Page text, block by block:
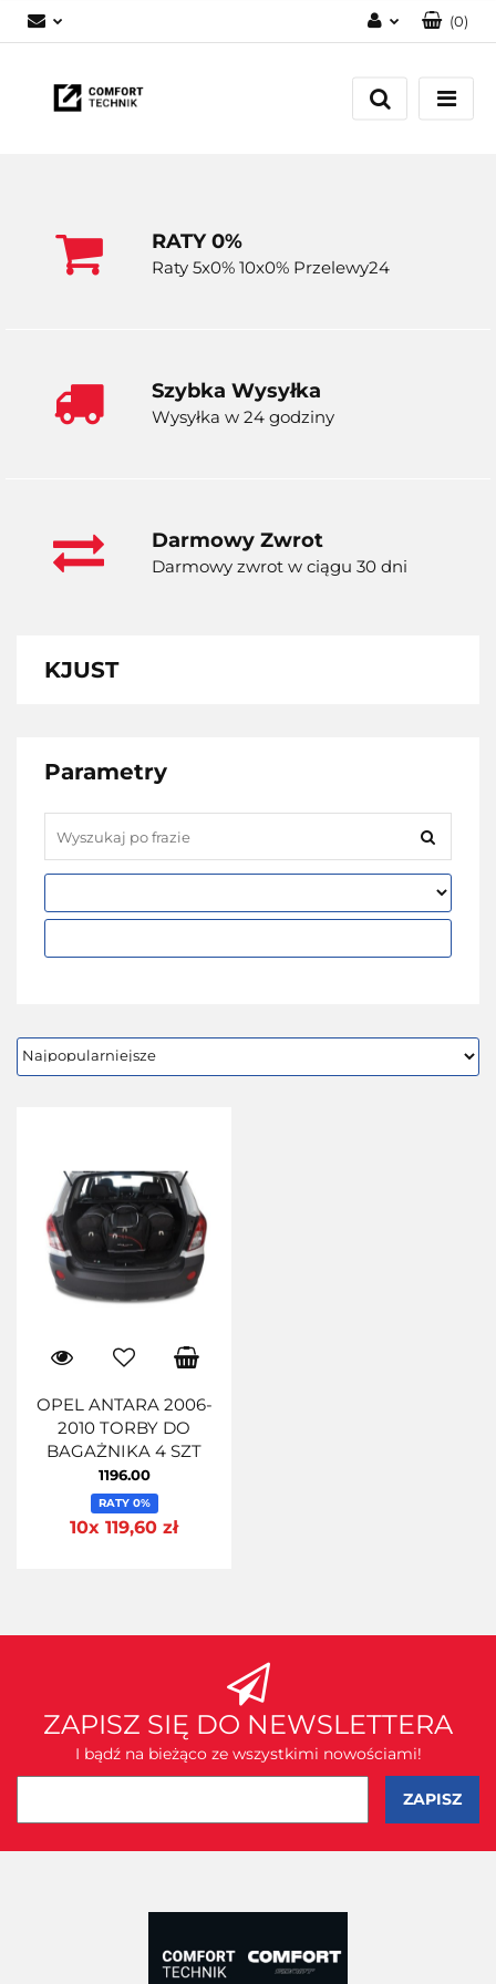
Zaloguj się
Zarejestruj się
(0)
RATY 0%
Raty 5x0% 10x0% Przelewy24
Szybka Wysyłka
Wysyłka w 24 godziny
Darmowy Zwrot
Darmowy zwrot w ciągu 30 dni
KJUST
Parametry
OPEL ANTARA 2006-
2010 TORBY DO
BAGAŻNIKA 4 SZT
1196.00
RATY 0%
10x 119,60 zł
ZAPISZ SIĘ DO NEWSLETTERA
I bądź na bieżąco ze wszystkimi nowościami!